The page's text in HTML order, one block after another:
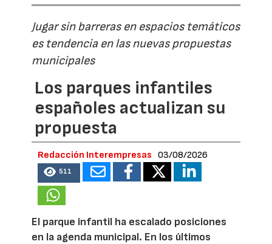
Jugar sin barreras en espacios temáticos
es tendencia en las nuevas propuestas
municipales
Los parques infantiles
españoles actualizan su
propuesta
Redacción Interempresas 03/08/2026
511
El parque infantil ha escalado posiciones
en la agenda municipal. En los últimos